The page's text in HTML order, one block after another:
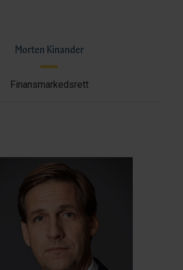
Morten Kinander
Finansmarkedsrett